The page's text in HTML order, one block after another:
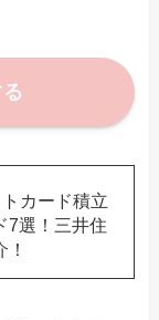
カード積立
7選！三井住